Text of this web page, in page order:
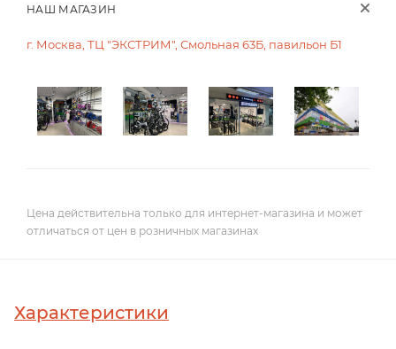
НАШ МАГАЗИН
г. Москва, ТЦ "ЭКСТРИМ", Смольная 63Б, павильон Б1
Цена действительна только для интернет-магазина и может
отличаться от цен в розничных магазинах
Характеристики